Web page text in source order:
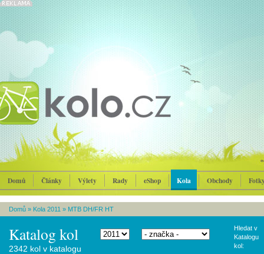
Domů Články Výlety Rady eShop Kola Obchody
Domů » Kola 2011 » MTB DH/FR HT
Katalog kol
Hledat v
Katalogu
kol:
2342 kol v katalogu